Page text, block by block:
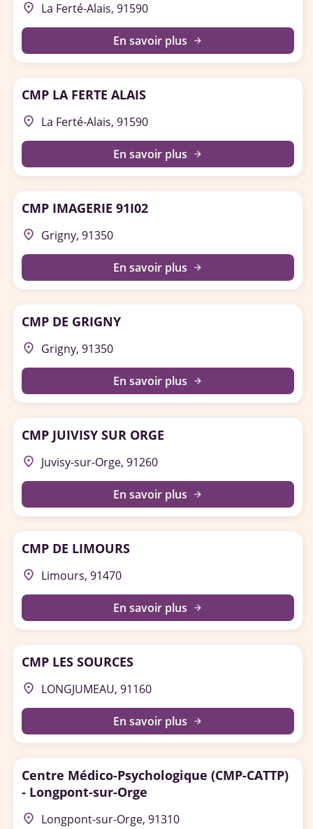
place La Ferté-Alais, 91590
En savoir plus arrow_forward
CMP LA FERTE ALAIS
place La Ferté-Alais, 91590
En savoir plus arrow_forward
CMP IMAGERIE 91I02
place Grigny, 91350
En savoir plus arrow_forward
CMP DE GRIGNY
place Grigny, 91350
En savoir plus arrow_forward
CMP JUIVISY SUR ORGE
place Juvisy-sur-Orge, 91260
En savoir plus arrow_forward
CMP DE LIMOURS
place Limours, 91470
En savoir plus arrow_forward
CMP LES SOURCES
place LONGJUMEAU, 91160
En savoir plus arrow_forward
Centre Médico-Psychologique (CMP-CATTP)
- Longpont-sur-Orge
place Longpont-sur-Orge, 91310